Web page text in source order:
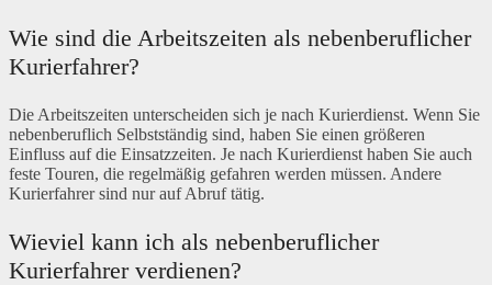
Wie sind die Arbeitszeiten als nebenberuflicher
Kurierfahrer?
Die Arbeitszeiten unterscheiden sich je nach Kurierdienst. Wenn Sie
nebenberuflich Selbstständig sind, haben Sie einen größeren
Einfluss auf die Einsatzzeiten. Je nach Kurierdienst haben Sie auch
feste Touren, die regelmäßig gefahren werden müssen. Andere
Kurierfahrer sind nur auf Abruf tätig.
Wieviel kann ich als nebenberuflicher
Kurierfahrer verdienen?